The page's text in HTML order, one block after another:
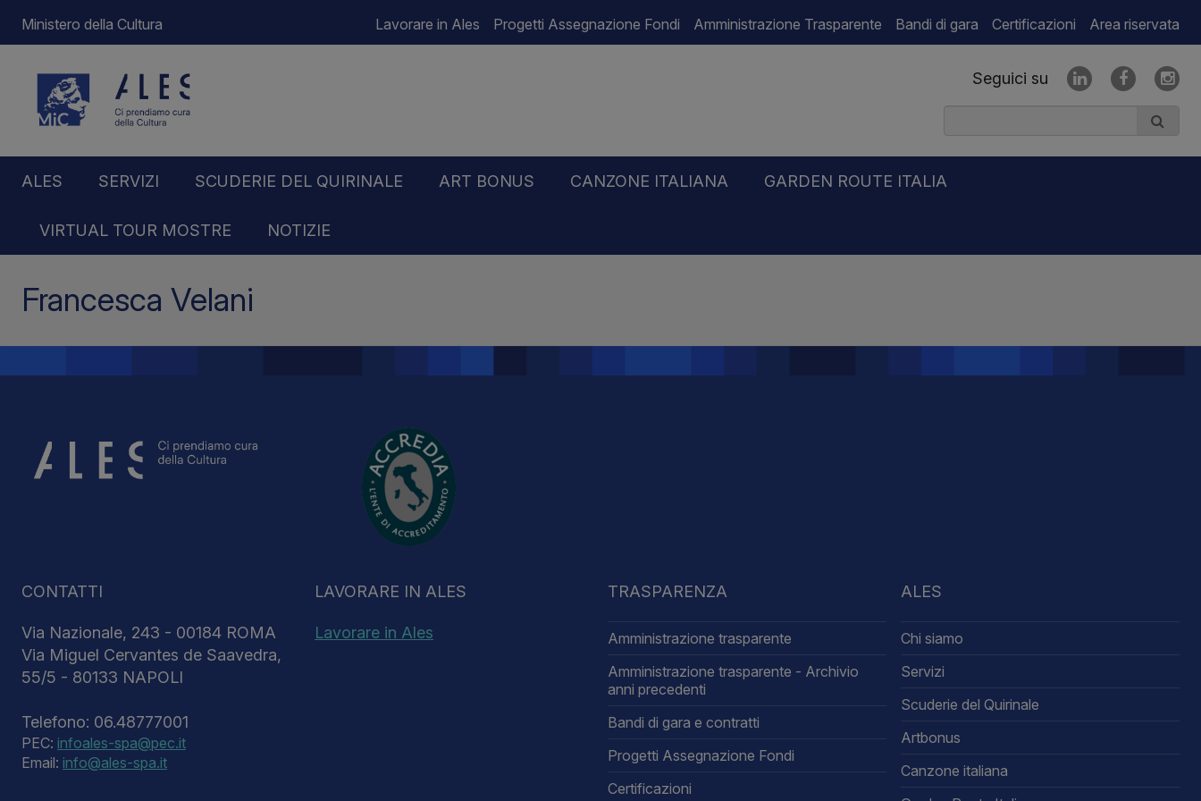
Ministero della Cultura Lavorare in Ales Progetti Assegnazione Fondi Amministrazione Trasparente Bandi di gara Certificazioni Area riservata
Seguici su
ALES SERVIZI SCUDERIE DEL QUIRINALE ART BONUS CANZONE ITALIANA GARDEN ROUTE ITALIA
VIRTUAL TOUR MOSTRE NOTIZIE
Home Francesca Velani
Francesca Velani
CONTATTI
Via Nazionale, 243 - 00184 ROMA
Via Miguel Cervantes de Saavedra,
55/5 - 80133 NAPOLI
Telefono: 06.48777001
PEC: infoales-spa@pec.it
Email: info@ales-spa.it
LAVORARE IN ALES
Lavorare in Ales
TRASPARENZA
Amministrazione trasparente
Amministrazione trasparente - Archivio
anni precedenti
Bandi di gara e contratti
Progetti Assegnazione Fondi
Certificazioni
ALES
Chi siamo
Servizi
Scuderie del Quirinale
Artbonus
Canzone italiana